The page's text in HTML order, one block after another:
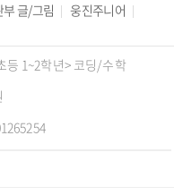
부 글/그림
웅진주니어
등 1~2학년> 코딩/수학